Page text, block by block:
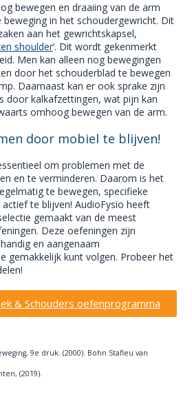
bewegen en draaiing van de arm
in het schoudergewricht. Dit
aan het gewrichtskapsel,
shoulder‘. Dit wordt gekenmerkt
Men kan alleen nog bewegingen
door het schouderblad te bewegen
Daarnaast kan er ook sprake zijn
door kalkafzettingen, wat pijn kan
omhoog bewegen van de arm.
door mobiel te blijven!
om problemen met de
en te verminderen. Daarom is het
te bewegen, specifieke
te blijven! AudioFysio heeft
gemaakt van de meest
Deze oefeningen zijn
en aangenaam
gemakkelijk kunt volgen. Probeer het
& Schouders oefenprogramma
9e druk. (2000). Bohn Stafleu van
(2019).